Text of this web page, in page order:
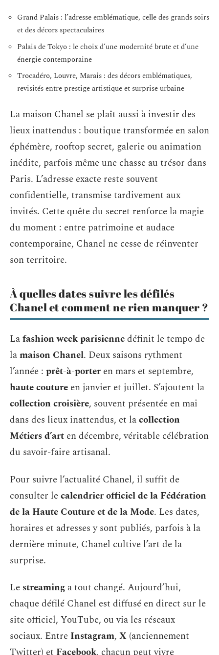
Grand Palais : l’adresse emblématique, celle des grands soirs
et des décors spectaculaires
Palais de Tokyo : le choix d’une modernité brute et d’une
énergie contemporaine
Trocadéro, Louvre, Marais : des décors emblématiques,
revisités entre prestige artistique et surprise urbaine
La maison Chanel se plaît aussi à investir des
lieux inattendus : boutique transformée en salon
éphémère, rooftop secret, galerie ou animation
inédite, parfois même une chasse au trésor dans
Paris. L’adresse exacte reste souvent
confidentielle, transmise tardivement aux
invités. Cette quête du secret renforce la magie
du moment : entre patrimoine et audace
contemporaine, Chanel ne cesse de réinventer
son territoire.
À quelles dates suivre les défilés
Chanel et comment ne rien manquer ?
Lafashion week parisiennedéfinit le tempo de
lamaison Chanel. Deux saisons rythment
l’année : prêt-à-porter en mars et septembre,
haute couture en janvier et juillet. S’ajoutent la
collection croisière, souvent présentée en mai
dans des lieux inattendus, et lacollection
Métiers d’art en décembre, véritable célébration
du savoir-faire artisanal.
Pour suivre l’actualité Chanel, il suffit de
consulter lecalendrier officiel de la Fédération
de la Haute Couture et de la Mode. Les dates,
horaires et adresses y sont publiés, parfois à la
dernière minute, Chanel cultive l’art de la
surprise.
Le streaming a tout changé. Aujourd’hui,
chaque défilé Chanel est diffusé en direct sur le
site officiel, YouTube, ou via les réseaux
sociaux. Entre Instagram, X (anciennement